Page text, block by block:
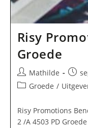
Risy
Groede
Bericht
auteur:
Mathilde
op:
Berichtcategorie:
Groede /
Risy Promotions
2 /A 4503 PD